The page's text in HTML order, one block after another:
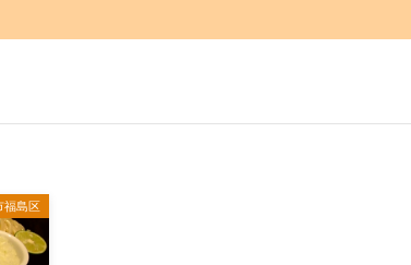
福島区